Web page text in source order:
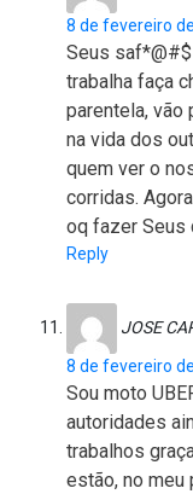
8 de fevereiro
Seus
trabalha faça
parentela, vão
na vida dos
quem ver o
corridas.
oq fazer Seus
Reply
JOSE
8 de fevereiro
Sou moto
autoridades
trabalhos
estão, no